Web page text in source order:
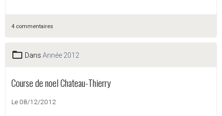
4 commentaires
Dans Année 2012
Course de noel Chateau-Thierry
Le 08/12/2012